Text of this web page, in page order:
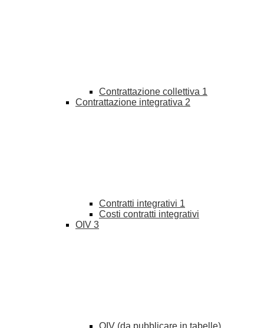
Contrattazione collettiva 1
Contrattazione integrativa 2
Contratti integrativi 1
Costi contratti integrativi
OIV 3